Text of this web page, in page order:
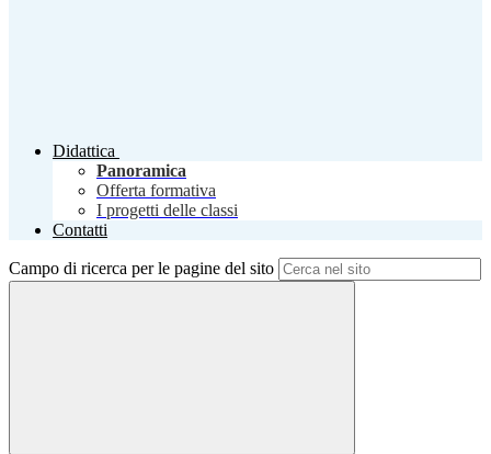
Didattica
Panoramica
Offerta formativa
I progetti delle classi
Contatti
Campo di ricerca per le pagine del sito